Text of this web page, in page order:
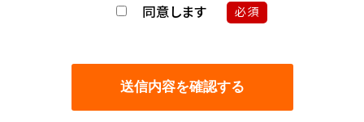
同意します 必須